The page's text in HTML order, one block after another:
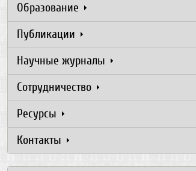
Образование
Публикации
Научные журналы
Сотрудничество
Ресурсы
Контакты